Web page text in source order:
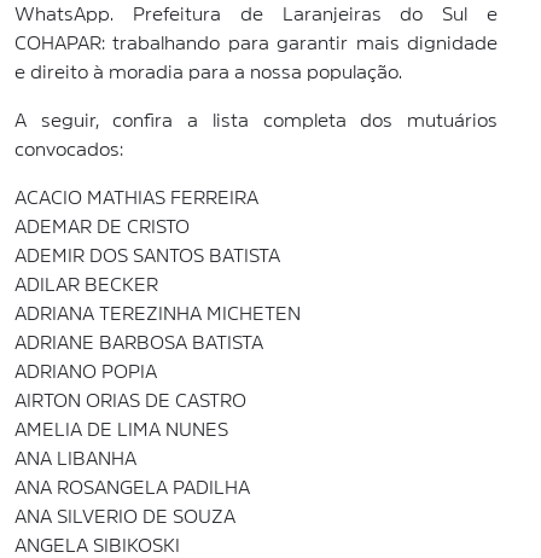
WhatsApp. Prefeitura de Laranjeiras do Sul e
COHAPAR: trabalhando para garantir mais dignidade
e direito à moradia para a nossa população.
A seguir, confira a
lista completa dos mutuários
convocados:
ACACIO MATHIAS FERREIRA
ADEMAR DE CRISTO
ADEMIR DOS SANTOS BATISTA
ADILAR BECKER
ADRIANA TEREZINHA MICHETEN
ADRIANE BARBOSA BATISTA
ADRIANO POPIA
AIRTON ORIAS DE CASTRO
AMELIA DE LIMA NUNES
ANA LIBANHA
ANA ROSANGELA PADILHA
ANA SILVERIO DE SOUZA
ANGELA SIBIKOSKI